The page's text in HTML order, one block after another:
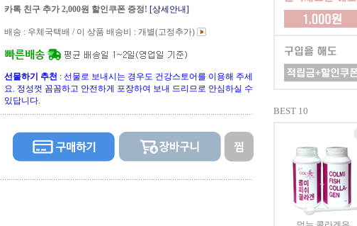
카톡 친구 추가 2,000원 할인쿠폰 증정! [상세안내]
배송 : 우체국택배 / 이 상품 배송비 : 개별(고정추가)
선물하기 추천 : 선물로 보내시는 경우도 건강스토어를 이용해 주세
요. 정성껏 꼼꼼하고 안전하게 포장하여 보내 드리므로 안심하실 수
있답니다.